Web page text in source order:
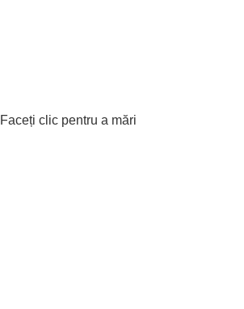
Faceți clic pentru a mări